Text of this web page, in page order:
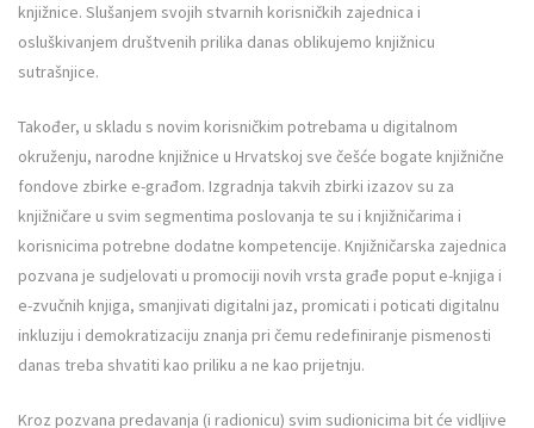
knjižnice. Slušanjem svojih stvarnih korisničkih zajednica i
osluškivanjem društvenih prilika danas oblikujemo knjižnicu
sutrašnjice.
Također, u skladu s novim korisničkim potrebama u digitalnom
okruženju, narodne knjižnice u Hrvatskoj sve češće bogate knjižnične
fondove zbirke e-građom. Izgradnja takvih zbirki izazov su za
knjižničare u svim segmentima poslovanja te su i knjižničarima i
korisnicima potrebne dodatne kompetencije. Knjižničarska zajednica
pozvana je sudjelovati u promociji novih vrsta građe poput e-knjiga i
e-zvučnih knjiga, smanjivati digitalni jaz, promicati i poticati digitalnu
inkluziju i demokratizaciju znanja pri čemu redefiniranje pismenosti
danas treba shvatiti kao priliku a ne kao prijetnju.
Kroz pozvana predavanja (i radionicu) svim sudionicima bit će vidljive